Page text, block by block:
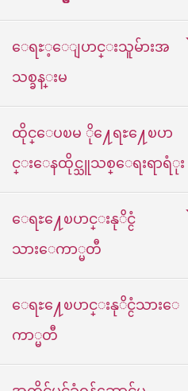
ေရႊ့ေျပာင္းသူမ်ားအ
သစ္ခန္းမ
ထိုင္ေပၿမ ို႔ေရႊ႔ေၿပာ
င္းေနထိုင္သူသစ္ေရးရာရံုး
ေရႊ႔ေၿပာင္းနုိင္ငံ
သားေကာ္မတီ
ေရႊ႔ေၿပာင္းနုိင္ငံသားေ
ကာ္မတီ